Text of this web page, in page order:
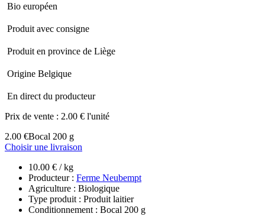
Bio européen
Produit avec consigne
Produit en province de Liège
Origine Belgique
En direct du producteur
Prix de vente : 2.00 € l'unité
2.00 €Bocal 200 g
Choisir une livraison
10.00 € / kg
Producteur : Ferme Neubempt
Agriculture : Biologique
Type produit : Produit laitier
Conditionnement : Bocal 200 g